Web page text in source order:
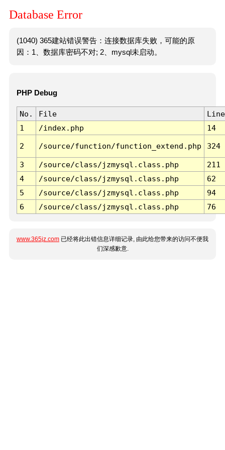
Database Error
(1040) 365建站错误警告：连接数据库失败，可能的原
因：1、数据库密码不对; 2、mysql未启动。
PHP Debug
No. File
Line
1
/index.php 14
2 /source/function/function_extend.php 324
3 /source/class/jzmysql.class.php
211
4
/source/class/jzmysql.class.php
62
5
/source/class/jzmysql.class.php
94
6
/source/class/jzmysql.class.php 76
www.365jz.com 已经将此出错信息详细记录, 由此给您带来的访问不便我
们深感歉意.